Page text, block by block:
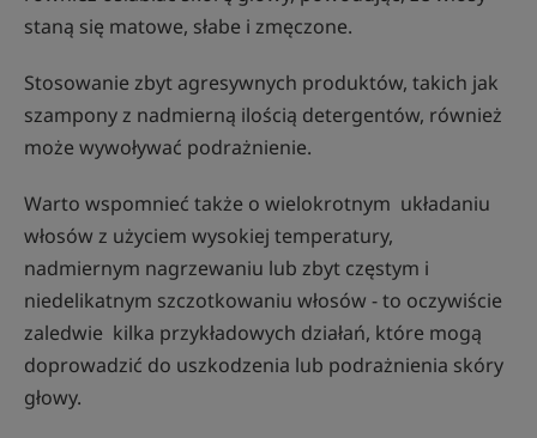
staną się matowe, słabe i zmęczone.
Stosowanie zbyt agresywnych produktów, takich jak
szampony z nadmierną ilością detergentów, również
może wywoływać podrażnienie.
Warto wspomnieć także o wielokrotnym układaniu
włosów z użyciem wysokiej temperatury,
nadmiernym nagrzewaniu lub zbyt częstym i
niedelikatnym szczotkowaniu włosów - to oczywiście
zaledwie kilka przykładowych działań, które mogą
doprowadzić do uszkodzenia lub podrażnienia skóry
głowy.